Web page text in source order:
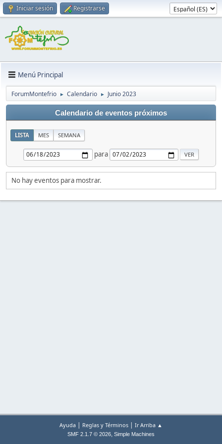
Iniciar sesión Registrarse
Menú Principal
ForumMontefrio ► Calendario ► Junio 2023
Calendario de eventos próximos
LISTA MES SEMANA
para
No hay eventos para mostrar.
Ayuda | Reglas y Términos | Ir Arriba ▲
SMF 2.1.7 © 2026, Simple Machines